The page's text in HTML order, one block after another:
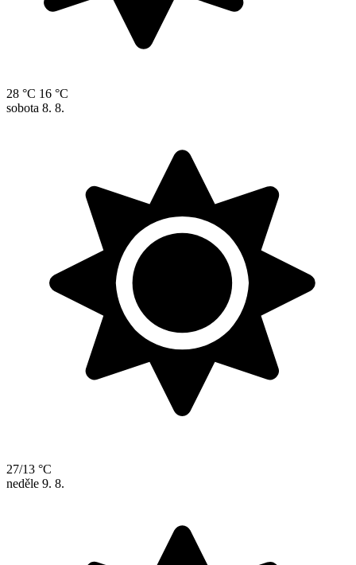
28 °C 16 °C
sobota 8. 8.
27/13 °C
neděle 9. 8.